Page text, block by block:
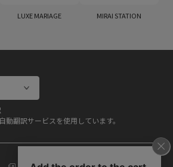
動翻訳サービスを使用しています。
LUXE MARIAGE MIRAI STATION